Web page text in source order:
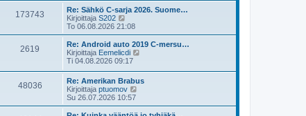
t
i
s
i
e
s
i
t
u
s
i
n
v
i
e
s
t
i
173743
Re: Sähkö C-sarja 2026. Suome…
Kirjoittaja S202
ä
y
t
ä
u
s
i
n
v
i
To 06.08.2026 21:08
2619
Re: Android auto 2019 C-mersu…
Kirjoittaja Eemelicdi
ä
s
Ti 04.08.2026 09:17
48036
Re: Amerikan Brabus
Kirjoittaja ptuomov
y
t
Su 26.07.2026 10:57